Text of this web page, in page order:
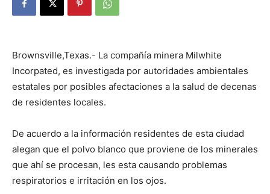
Brownsville,Texas.- La compañía minera Milwhite
Incorpated, es investigada por autoridades ambientales
estatales por posibles afectaciones a la salud de decenas
de residentes locales.
De acuerdo a la información residentes de esta ciudad
alegan que el polvo blanco que proviene de los minerales
que ahí se procesan, les esta causando problemas
respiratorios e irritación en los ojos.